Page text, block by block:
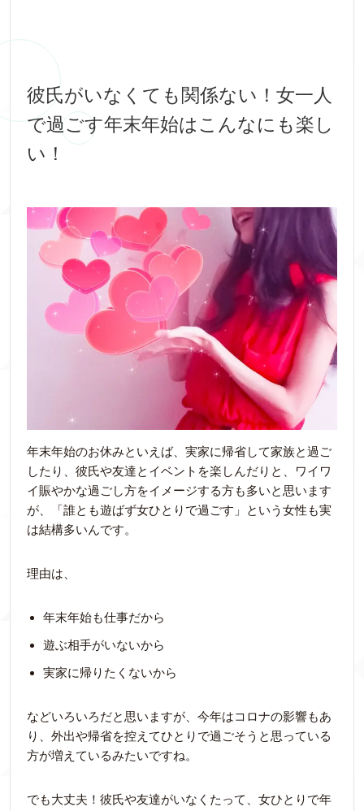
彼氏がいなくても関係ない！女一人
で過ごす年末年始はこんなにも楽し
い！
年末年始のお休みといえば、実家に帰省して家族と過ご
したり、彼氏や友達とイベントを楽しんだりと、ワイワ
イ賑やかな過ごし方をイメージする方も多いと思います
が、「誰とも遊ばず女ひとりで過ごす」という女性も実
は結構多いんです。
理由は、
年末年始も仕事だから
遊ぶ相手がいないから
実家に帰りたくないから
などいろいろだと思いますが、今年はコロナの影響もあ
り、外出や帰省を控えてひとりで過ごそうと思っている
方が増えているみたいですね。
でも大丈夫！彼氏や友達がいなくたって、女ひとりで年